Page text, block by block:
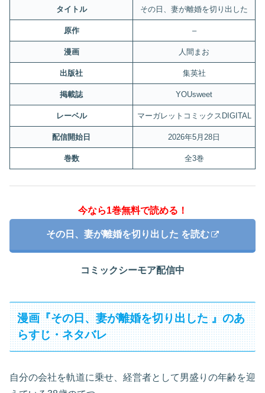
タイトル その日、妻が離婚を切り出した
原作 –
漫画 人間まお
出版社 集英社
掲載誌 YOUsweet
レーベル マーガレットコミックスDIGITAL
配信開始日 2026年5月28日
巻数 全3巻
今なら1巻無料で読める！
その日、妻が離婚を切り出した を読む
コミックシーモア配信中
漫画『その日、妻が離婚を切り出した 』のあ
らすじ・ネタバレ
自分の会社を軌道に乗せ、経営者として男盛りの年齢を迎